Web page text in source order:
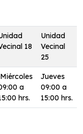
18
Unidad
Vecinal
25
Miércoles
a
hrs.
Jueves
09:00 a
15:00 hrs.